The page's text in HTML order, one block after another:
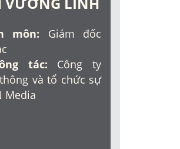
môn: Giám đốc
tác: Công ty
và tổ chức sự
Media